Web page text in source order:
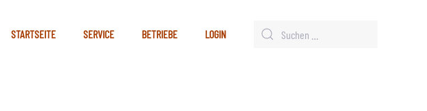
STARTSEITE SERVICE BETRIEBE LOGIN